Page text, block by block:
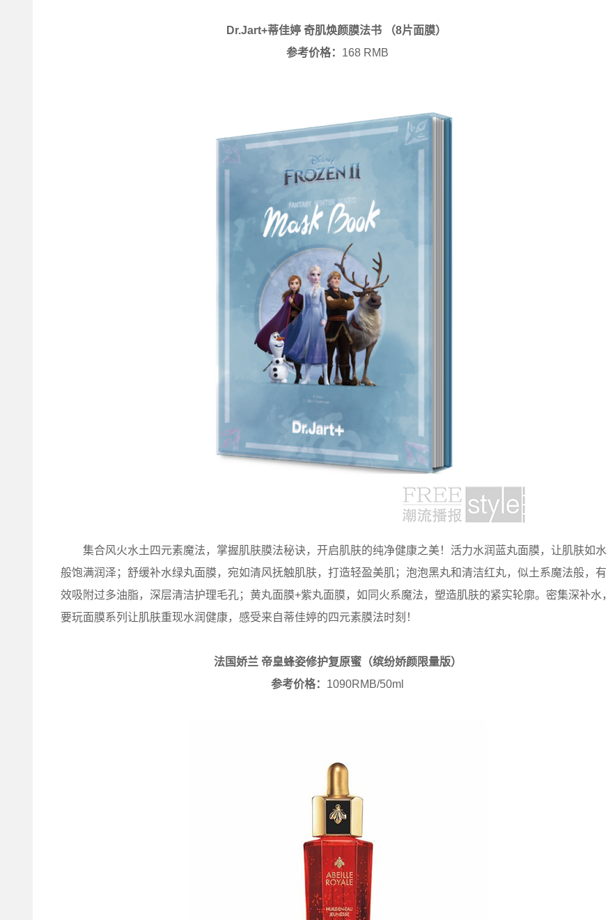
Dr.Jart+蒂佳婷 奇肌焕颜膜法书 （8片面膜）
参考价格： 168 RMB
集合风火水土四元素魔法，掌握肌肤膜法秘诀，开启肌肤的纯净健康之美！活力水润蓝丸面膜，让肌肤如水
般饱满润泽；舒缓补水绿丸面膜，宛如清风抚触肌肤，打造轻盈美肌；泡泡黑丸和清洁红丸，似土系魔法般，有
效吸附过多油脂，深层清洁护理毛孔；黄丸面膜+紫丸面膜，如同火系魔法，塑造肌肤的紧实轮廓。密集深补水，
要玩面膜系列让肌肤重现水润健康，感受来自蒂佳婷的四元素膜法时刻！
法国娇兰 帝皇蜂姿修护复原蜜（缤纷娇颜限量版）
参考价格： 1090RMB/50ml